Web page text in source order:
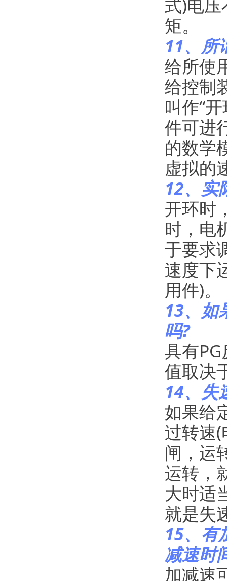
式)电
矩。
11、所
给所使
给控制
叫作“
件可进
的数学
虚拟的
12、实
开环时
时，电
于要求
速度下
用件)。
13、如
吗?
具有
值取决
14、失
如果给
过转速
闸，运
运转，
大时适
就是失
15、有
减速时
加减速